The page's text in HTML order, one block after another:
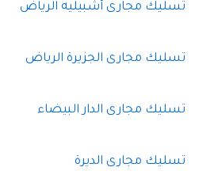
تسليك مجارى أشبيليه الرياض
تسليك مجارى الجزيرة الرياض
تسليك مجارى الدار البيضاء
تسليك مجارى الديرة